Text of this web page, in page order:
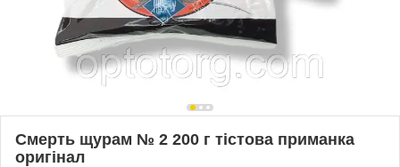
Смерть щурам № 2 200 г тістова приманка
оригінал